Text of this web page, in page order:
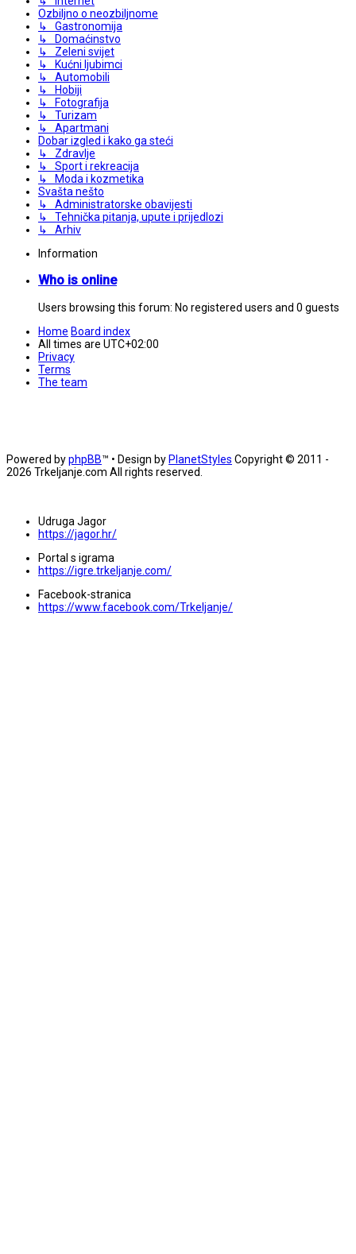
Ozbiljno o neozbiljnome
↳ Gastronomija
↳ Domaćinstvo
↳ Zeleni svijet
↳ Kućni ljubimci
↳ Automobili
↳ Hobiji
↳ Fotografija
↳ Turizam
↳ Apartmani
Dobar izgled i kako ga steći
↳ Zdravlje
↳ Sport i rekreacija
↳ Moda i kozmetika
Svašta nešto
↳ Administratorske obavijesti
↳ Tehnička pitanja, upute i prijedlozi
↳ Arhiv
Information
Who is online
Users browsing this forum: No registered users and 0 guests
Home Board index
All times are UTC+02:00
Privacy
Terms
The team
Powered byphpBB™ • Design by PlanetStyles Copyright © 2011 -
2026 Trkeljanje.com All rights reserved.
Udruga Jagor
https://jagor.hr/
Portal s igrama
https://igre.trkeljanje.com/
Facebook-stranica
https://www.facebook.com/Trkeljanje/